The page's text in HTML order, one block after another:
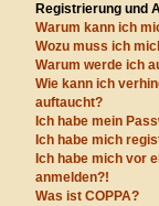
Registrierung und
Warum kann ich
Wozu muss ich
Warum werde ich
Wie kann ich
auftaucht?
Ich habe mein
Ich habe mich
Ich habe mich vor
anmelden?!
Was ist COPPA?